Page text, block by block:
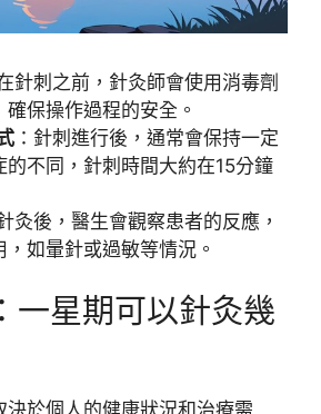
針刺之前，針灸師會使用消毒劑
保操作過程的安全。
：針刺進行後，通常會保持一定
的不同，針刺時間大約在15分鐘
灸後，醫生會觀察患者的反應，
如暈針或過敏等情況。
一星期可以針灸幾